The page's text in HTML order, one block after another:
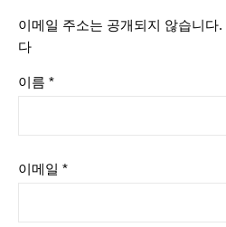
이메일 주소는 공개되지 않습니다.
다
이름 *
이메일 *